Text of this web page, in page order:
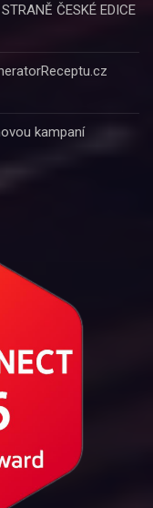
ČESKÉ EDICE
kampaní